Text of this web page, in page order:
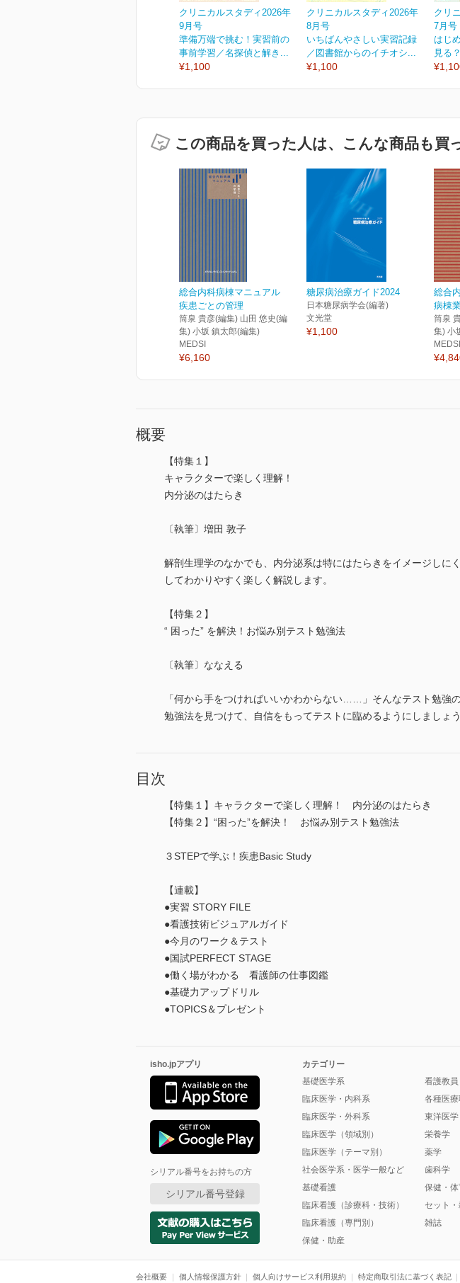
クリニカルスタディ2026年
9月号
準備万端で挑む！実習前の
事前学習／名探偵と解き...
¥1,100
クリニカルスタディ2026年
8月号
いちばんやさしい実習記録
／図書館からのイチオシ...
¥1,100
クリ
7月号
はじ
見る
この商品を買った人は、こんな商品も買
総合内科病棟マニュアル
疾患ごとの管理
筒泉 貴彦(編集) 山田 悠史(編
集) 小坂 鎮太郎(編集)
MEDSI
¥6,160
糖尿病治療ガイド2024
日本糖尿病学会(編著)
文光堂
¥1,100
総合
病棟
筒泉
集) 小
MEDSI
概要
【特集１】
キャラクターで楽しく理解！
内分泌のはたらき
〔執筆〕増田 敦子
解剖生理学のなかでも、内分泌系は特にはたらきをイメージし
してわかりやすく楽しく解説します。
【特集２】
“ 困った” を解決！お悩み別テスト勉強法
〔執筆〕ななえる
「何から手をつければいいかわからない……」そんなテスト勉強
勉強法を見つけて、自信をもってテストに臨めるようにしましょう
目次
【特集１】キャラクターで楽しく理解！ 内分泌のはたらき
【特集２】“困った”を解決！ お悩み別テスト勉強法
３STEPで学ぶ！疾患Basic Study
【連載】
●実習 STORY FILE
●看護技術ビジュアルガイド
●今月のワーク＆テスト
●国試PERFECT STAGE
●働く場がわかる 看護師の仕事図鑑
●基礎力アップドリル
●TOPICS＆プレゼント
isho.jpアプリ
シリアル番号をお持ちの方
シリアル番号登録
カテゴリー
基礎医学系
臨床医学・内科系
臨床医学・外科系
臨床医学（領域別）
臨床医学（テーマ別）
社会医学系・医学一般など
基礎看護
臨床看護（診療科・技術）
臨床看護（専門別）
保健・助産
看護教
各種医療
東洋医学
栄養学
薬学
歯科学
保健・体
セット
雑誌
会社概要 個人情報保護方針 個人向けサービス利用規約 特定商取引法に基づく表記